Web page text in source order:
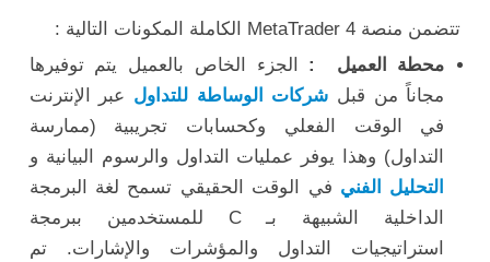
تتضمن منصة MetaTrader 4 الكاملة المكونات التالية :
محطة العميل : الجزء الخاص بالعميل يتم توفيرها
مجاناً من قبل شركات الوساطة للتداول عبر الإنترنت
في الوقت الفعلي وكحسابات تجريبية (ممارسة
التداول) وهذا يوفر عمليات التداول والرسوم البيانية و
التحليل الفني في الوقت الحقيقي تسمح لغة البرمجة
الداخلية الشبيهة بـ C للمستخدمين ببرمجة
استراتيجيات التداول
والمؤشرات والإشارات. تم